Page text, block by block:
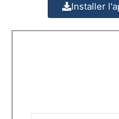
Installer